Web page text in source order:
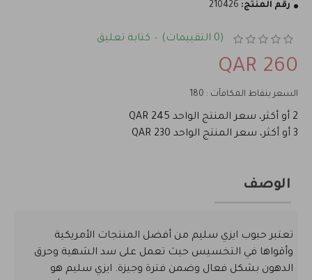
رقم المنتج: 210426
(0 التقييمات) - كتابة تعليق
260 QAR
السعر بنقاط المكافآت : 180
2 أو أكثر، سعر المنتج الواحد 245 QAR
3 أو أكثر، سعر المنتج الواحد 230 QAR
الوصف
تعتبر حبوب ايزي سليم من أفضل المنتجات الأمريكية
وأقواها في التخسيس حيث تعمل على سد الشهية وحرق
الدهون بشكل فعال وضمن فترة وجيزة. ايزي سليم هو